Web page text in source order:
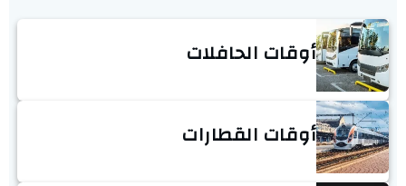
أوقات الحافلات
أوقات القطارات